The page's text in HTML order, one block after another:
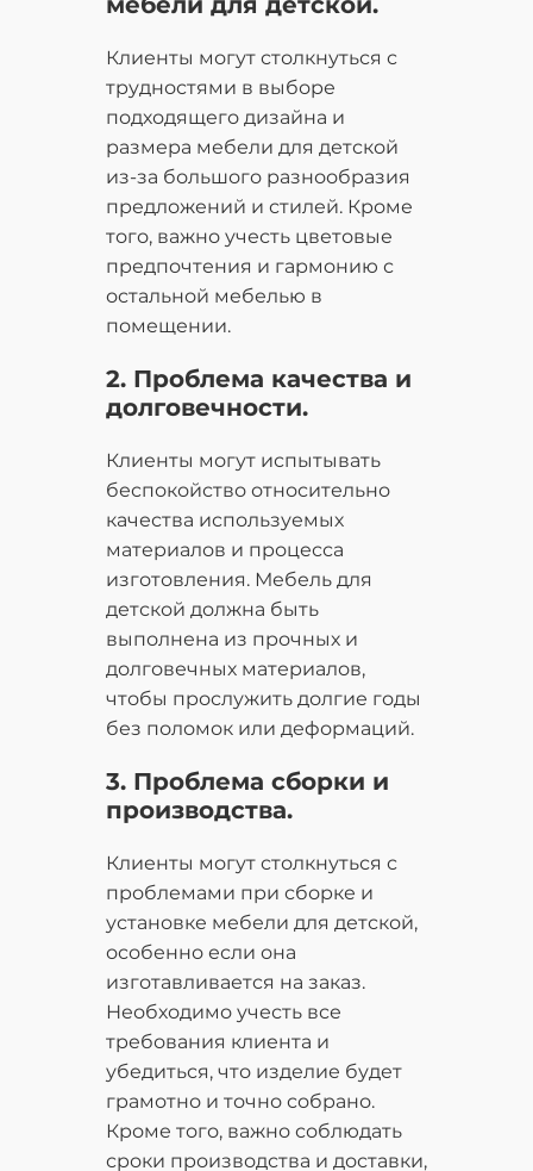
Клиенты могут столкнуться с
трудностями в выборе
подходящего дизайна и
размера мебели для детской
из-за большого разнообразия
предложений и стилей. Кроме
того, важно учесть цветовые
предпочтения и гармонию с
остальной мебелью в
помещении.
2. Проблема качества и
долговечности.
Клиенты могут испытывать
беспокойство относительно
качества используемых
материалов и процесса
изготовления. Мебель для
детской должна быть
выполнена из прочных и
долговечных материалов,
чтобы прослужить долгие годы
без поломок или деформаций.
3. Проблема сборки и
производства.
Клиенты могут столкнуться с
проблемами при сборке и
установке мебели для детской,
особенно если она
изготавливается на заказ.
Необходимо учесть все
требования клиента и
убедиться, что изделие будет
грамотно и точно собрано.
Кроме того, важно соблюдать
сроки производства и доставки,